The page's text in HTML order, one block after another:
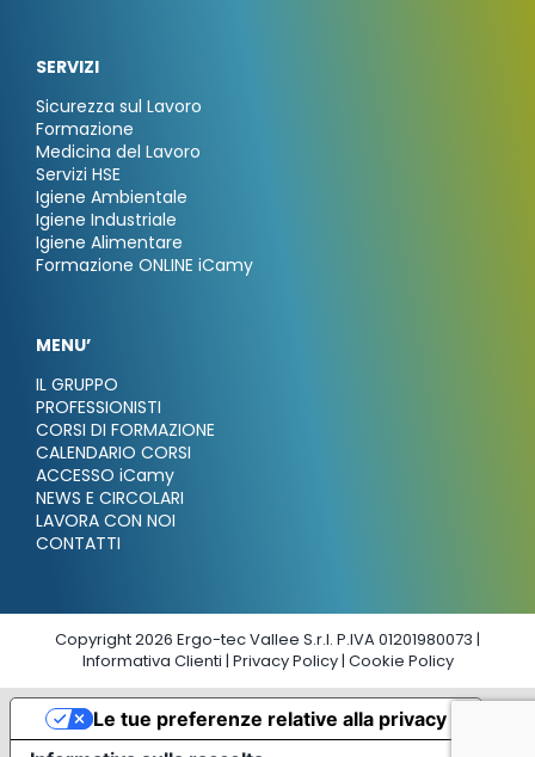
SERVIZI
Sicurezza sul Lavoro
Formazione
Medicina del Lavoro
Servizi HSE
Igiene Ambientale
Igiene Industriale
Igiene Alimentare
Formazione ONLINE iCamy
MENU’
IL GRUPPO
PROFESSIONISTI
CORSI DI FORMAZIONE
CALENDARIO CORSI
ACCESSO iCamy
NEWS E CIRCOLARI
LAVORA CON NOI
CONTATTI
Copyright 2026 Ergo-tec Vallee S.r.l. P.IVA 01201980073 |
Informativa Clienti | Privacy Policy| Cookie Policy
Le tue preferenze relative alla privacy